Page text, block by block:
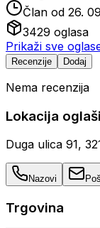
Član od 26.
3429 oglasa
Prikaži sve
Recenzije Dodaj
Nema recenzija
Lokacija
Duga ulica 91,
Nazovi
Trgovina